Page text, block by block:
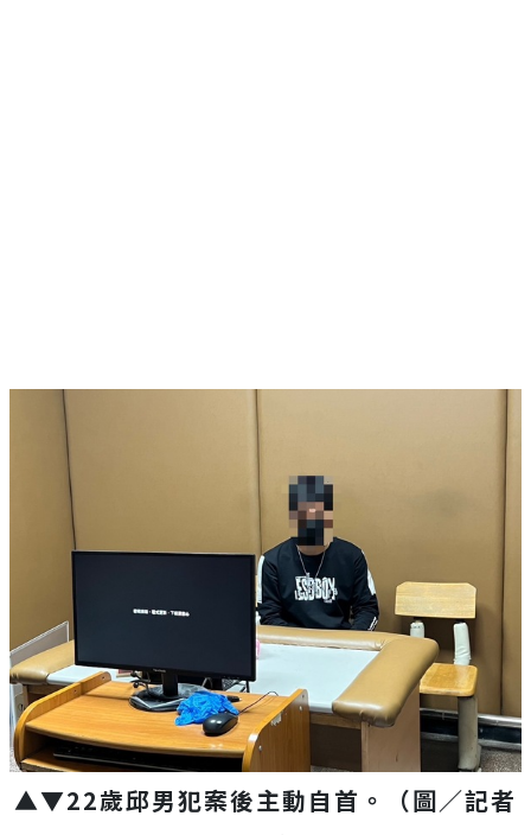
▲▼22歲邱男犯案後主動自首。（圖／記者